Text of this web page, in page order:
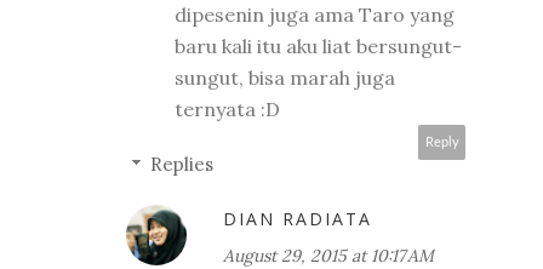
dipesenin juga ama Taro yang
baru kali itu aku liat bersungut-
sungut, bisa marah juga
ternyata :D
Reply
Replies
DIAN RADIATA
August 29, 2015 at 10:17 AM